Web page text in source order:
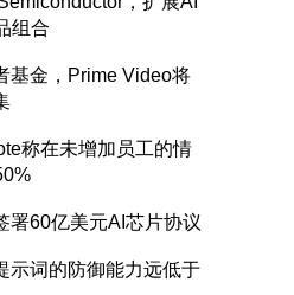
组合
基金，Prime Video将
称在未增加员工的情
署60亿美元AI芯片协议
示词的防御能力远低于